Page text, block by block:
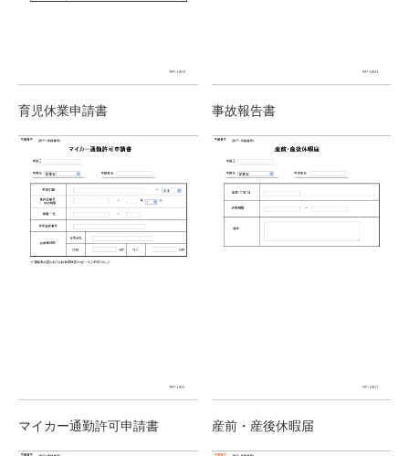
育児休業申請書 事故報告書
マイカー通勤許可申請書 産前・産後休暇届